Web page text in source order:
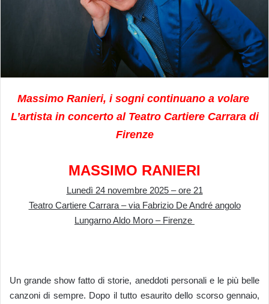
Massimo Ranieri, i sogni continuano a volare
L’artista in concerto al Teatro Cartiere Carrara di
Firenze
MASSIMO RANIERI
Lunedì 24 novembre 2025 – ore 21
Teatro Cartiere Carrara – via Fabrizio De André angolo
Lungarno Aldo Moro – Firenze
Un grande show fatto di storie, aneddoti personali e le più belle
canzoni di sempre. Dopo il tutto esaurito dello scorso gennaio,